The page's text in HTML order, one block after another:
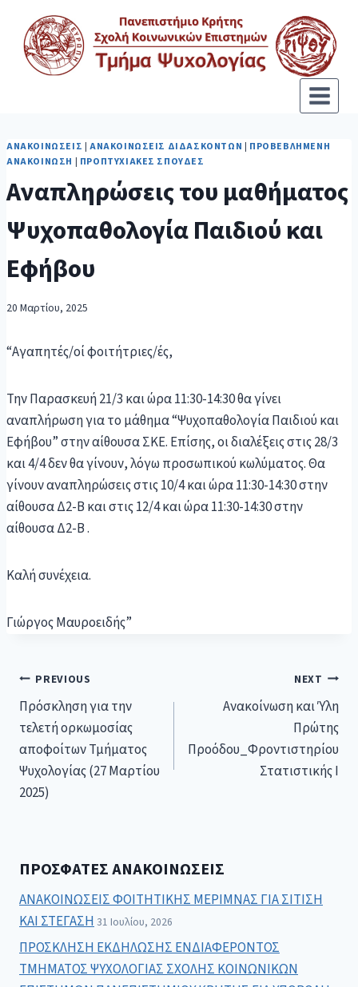
ΑΝΑΚΟΙΝΏΣΕΙΣ | ΑΝΑΚΟΙΝΏΣΕΙΣ ΔΙΔΑΣΚΌΝΤΩΝ | ΠΡΟΒΕΒΛΗΜΈΝΗ
ΑΝΑΚΟΊΝΩΣΗ | ΠΡΟΠΤΥΧΙΑΚΈΣ ΣΠΟΥΔΈΣ
Αναπληρώσεις του μαθήματος
Ψυχοπαθολογία Παιδιού και
Εφήβου
20 Μαρτίου, 2025
“Αγαπητές/οί φοιτήτριες/ές,
Την Παρασκευή 21/3 και ώρα 11:30-14:30 θα γίνει
αναπλήρωση για το μάθημα “Ψυχοπαθολογία Παιδιού και
Εφήβου” στην αίθουσα ΣΚΕ. Επίσης, οι διαλέξεις στις 28/3
και 4/4 δεν θα γίνουν, λόγω προσωπικού κωλύματος. Θα
γίνουν αναπληρώσεις στις 10/4 και ώρα 11:30-14:30 στην
αίθουσα Δ2-Β και στις 12/4 και ώρα 11:30-14:30 στην
αίθουσα Δ2-Β .
Καλή συνέχεια.
Γιώργος Μαυροειδής”
PREVIOUS
Πρόσκληση για την
τελετή ορκωμοσίας
αποφοίτων Τμήματος
Ψυχολογίας (27 Μαρτίου
2025)
NEXT
Ανακοίνωση και Ύλη
Πρώτης
Προόδου_Φροντιστηρίου
Στατιστικής Ι
ΠΡΌΣΦΑΤΕΣ ΑΝΑΚΟΙΝΏΣΕΙΣ
ΑΝΑΚΟΙΝΩΣΕΙΣ ΦΟΙΤΗΤΙΚΗΣ ΜΕΡΙΜΝΑΣ ΓΙΑ ΣΙΤΙΣΗ
ΚΑΙ ΣΤΕΓΑΣΗ 31 Ιουλίου, 2026
ΠΡΟΣΚΛΗΣΗ ΕΚΔΗΛΩΣΗΣ ΕΝΔΙΑΦΕΡΟΝΤΟΣ
ΤΜΗΜΑΤΟΣ ΨΥΧΟΛΟΓΙΑΣ ΣΧΟΛΗΣ ΚΟΙΝΩΝΙΚΩΝ